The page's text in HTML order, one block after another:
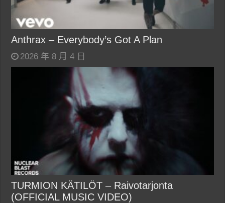
Anthrax – Everybody’s Got A Plan
2026 年 8 月 4 日
TURMION KÄTILÖT – Raivotarjonta
(OFFICIAL MUSIC VIDEO)